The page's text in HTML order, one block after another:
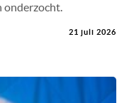
onderzocht.
21 juli 2026